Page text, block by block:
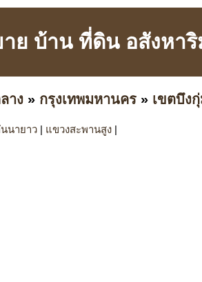
ย บ้าน ที่ดิน อสังหา
าง » กรุงเทพมหานคร » เขตบึง
นายาว | แขวงสะพานสูง |